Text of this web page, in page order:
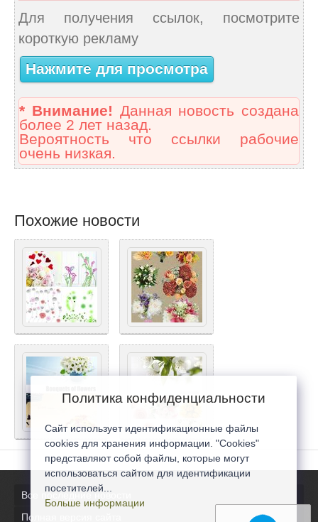
Для получения ссылок, посмотрите
короткую рекламу
Нажмите для просмотра
* Внимание! Данная новость создана
более 2 лет назад.
Вероятность что ссылки рабочие
очень низкая.
Похожие новости
Все последние новости
Полная версия сайта
Политика конфиденциальности
Сайт использует идентификационные файлы
cookies для хранения информации. "Cookies"
представляют собой файлы, которые могут
использоваться сайтом для идентификации
посетителей...
Больше информации